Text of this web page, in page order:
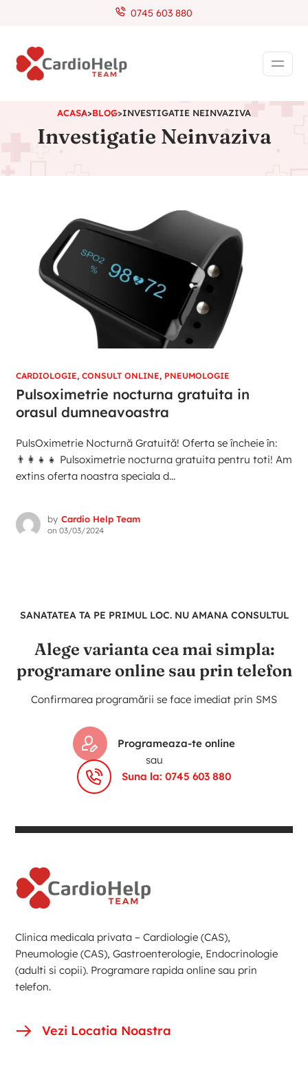
0745 603 880
ACASA>BLOG>INVESTIGATIE NEINVAZIVA
Investigatie Neinvaziva
CARDIOLOGIE, CONSULT ONLINE, PNEUMOLOGIE
Pulsoximetrie nocturna gratuita in
orasul dumneavoastra
PulsOximetrie Nocturnă Gratuită! Oferta se încheie în:
👨‍👩‍👧‍👧 Pulsoximetrie nocturna gratuita pentru toti! Am
extins oferta noastra speciala d...
by Cardio Help Team
on 03/03/2024
SANATATEA TA PE PRIMUL LOC. NU AMANA CONSULTUL
Alege varianta cea mai simpla:
programare online sau prin telefon
Confirmarea programării se face imediat prin SMS
Programeaza-te online
sau
Suna la: 0745 603 880
Clinica medicala privata – Cardiologie (CAS),
Pneumologie (CAS), Gastroenterologie, Endocrinologie
(adulti si copii). Programare rapida online sau prin
telefon.
Vezi Locatia Noastra